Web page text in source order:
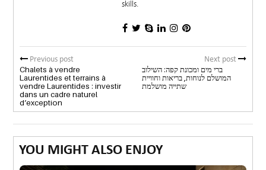
skills.
Previous post
Chalets à vendre
Laurentides et terrains à
vendre Laurentides : investir
dans un cadre naturel
d’exception
Next post
ברי מים ומכונת קפה: השילוב
המושלם לנוחות, בריאות וחוויית
שתייה מושלמת
YOU MIGHT ALSO ENJOY